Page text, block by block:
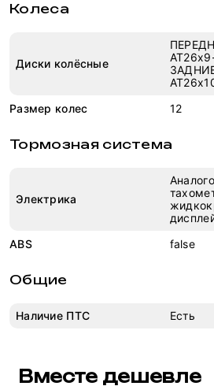
Колеса
Диски колёсные
Размер колес
12
Тормозная система
Электрика
ABS
false
Общие
Наличие ПТС Есть
Вместе дешевле